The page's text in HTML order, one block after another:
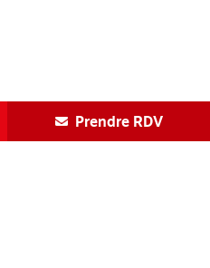
Prendre RDV